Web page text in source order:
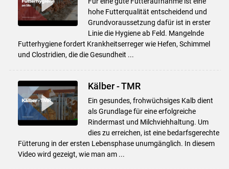
hohe Futterqualität entscheidend und
Grundvoraussetzung dafür ist in erster
Linie die Hygiene ab Feld. Mangelnde
Futterhygiene fordert Krankheitserreger wie Hefen, Schimmel
und Clostridien, die die Gesundheit ...
Kälber - TMR
Ein gesundes, frohwüchsiges Kalb dient
als Grundlage für eine erfolgreiche
Rindermast und Milchviehhaltung. Um
dies zu erreichen, ist eine bedarfsgerechte
Fütterung in der ersten Lebensphase unumgänglich. In diesem
Video wird gezeigt, wie man am ...